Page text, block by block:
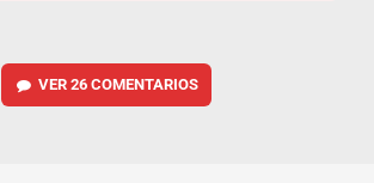
VER 26 COMENTARIOS